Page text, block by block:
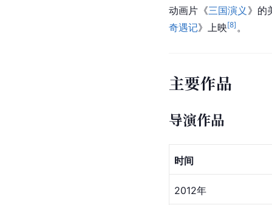
动画片《三国演义 》的
奇遇记》上映[8] 。
主要作品
导演作品
时间
2012年